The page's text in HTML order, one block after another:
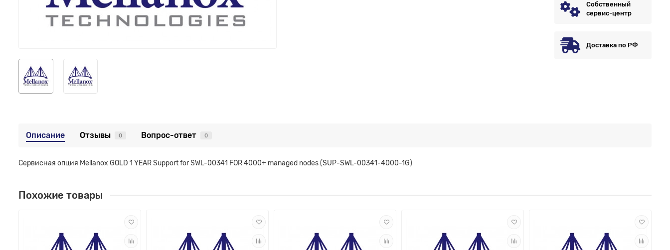
Собственный
сервис-центр
Доставка по РФ
Описание Отзывы 0 Вопрос-ответ 0
Сервисная опция Mellanox GOLD 1 YEAR Support for SWL-00341 FOR 4000+ managed nodes (SUP-SWL-00341-4000-1G)
Похожие товары